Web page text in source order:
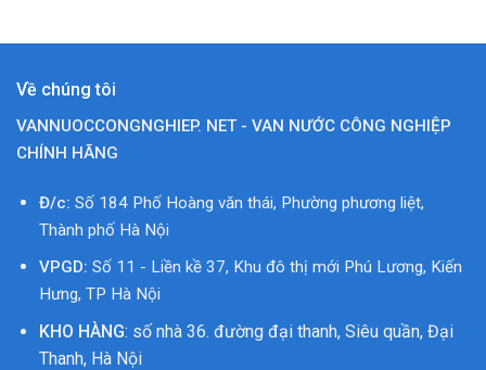
Về chúng tôi
VANNUOCCONGNGHIEP. NET - VAN NƯỚC CÔNG NGHIỆP
CHÍNH HÃNG
Đ/c: Số 184 Phố Hoàng văn thái, Phường phương liệt,
Thành phố Hà Nội
VPGD: Số 11 - Liền kề 37, Khu đô thị mới Phú Lương, Kiến
Hưng, TP Hà Nội
KHO HÀNG: số nhà 36. đường đại thanh, Siêu quần, Đại
Thanh, Hà Nội